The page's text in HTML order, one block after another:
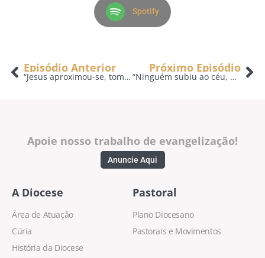
Spotify
Episódio Anterior
“Jesus aproximou-se, tomou o pão e distribuiu-o por eles.E fez a mesma coisa com o peixe” – 05/04
Próximo Episódio
“Ninguém subiu ao céu, a não ser aquele que desceu do céu, o Filho do Homem.” – 09/04
Apoie nosso trabalho de evangelização!
Anuncie Aqui
A Diocese
Área de Atuação
Cúria
História da Diocese
Pastoral
Plano Diocesano
Pastorais e Movimentos